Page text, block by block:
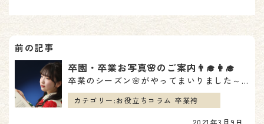
投
稿
ナ
ビ
卒園・卒業お写真🌸のご案内👨‍🎓👩‍🎓
卒業のシーズン🌸がやってまいりました～👏😎✨ 今年ご卒業される皆様、ご卒業おめでとうございます👩‍🎓…
カテゴリー:お役立ちコラム 卒業袴